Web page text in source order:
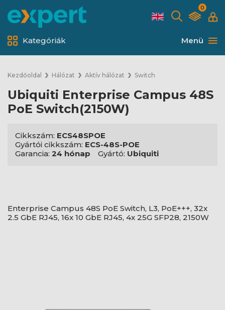
0
Menü
Kategóriák
Kezdőoldal Hálózat Aktív hálózat Switch
Ubiquiti Enterprise Campus 48S
PoE Switch(2150W)
Cikkszám: ECS48SPOE
Gyártói cikkszám: ECS-48S-POE
Garancia: 24 hónap Gyártó: Ubiquiti
Enterprise Campus 48S PoE Switch, L3, PoE+++, 32x
2.5 GbE RJ45, 16x 10 GbE RJ45, 4x 25G SFP28, 2150W